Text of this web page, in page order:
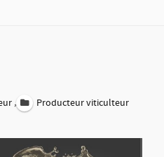
,
Producteur viticulteur